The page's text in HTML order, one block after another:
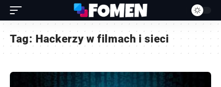
Tag: Hackerzy w filmach i sieci